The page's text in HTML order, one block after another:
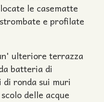
le casematte
e profilate
ulteriore terrazza
batteria di
di ronda sui muri
delle acque